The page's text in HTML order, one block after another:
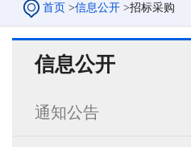
首页 >信息公开 >招标采购
信息公开
通知公告